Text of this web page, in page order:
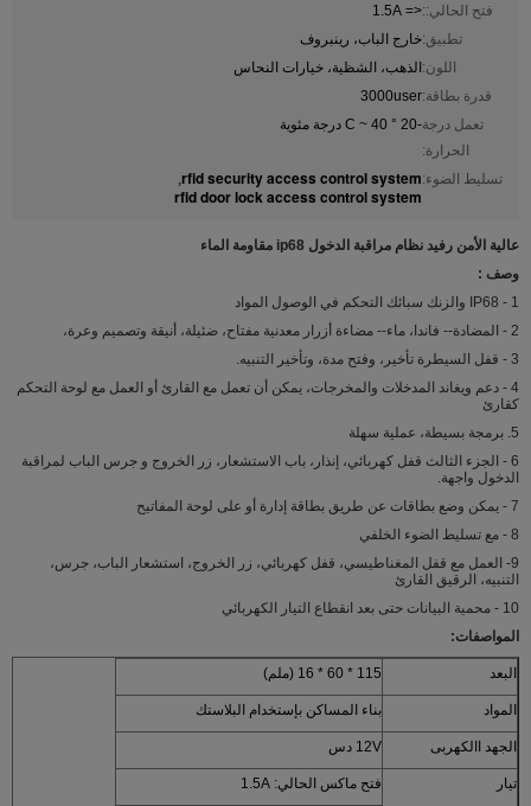
فتح الحالي::<= 1.5A
تطبيق:خارج الباب، رينبروف
اللون:الذهب، الشظية، خيارات النحاس
قدرة بطاقة:3000user
تعمل درجة
الحرارة:
-20 ° C ~ 40 درجة مئوية
تسليط الضوء:rfid security access control system
,
rfid door lock access control system
عالية الأمن رفيد نظام مراقبة الدخول ip68 مقاومة الماء
وصف :
1 - IP68 والزنك سبائك التحكم في الوصول المواد
2 - المضادة-- فاندا، ماء-- مضاءة أزرار معدنية مفتاح، ضئيلة، أنيقة وتصميم وعرة،
3 - قفل السيطرة تأخير، وفتح مدة، وتأخير التنبيه.
4 - دعم ويغاند المدخلات والمخرجات، يمكن أن تعمل مع القارئ أو العمل مع لوحة التحكم
كقارئ
5. برمجة بسيطة، عملية سهلة
6 - الجزء الثالث قفل كهربائي، إنذار، باب الاستشعار، زر الخروج و جرس الباب لمراقبة
الدخول واجهة.
7 - يمكن وضع بطاقات عن طريق بطاقة إدارة أو على لوحة المفاتيح
8 - مع تسليط الضوء الخلفي
9- العمل مع قفل المغناطيسي، قفل كهربائي، زر الخروج، استشعار الباب، جرس،
التنبيه، الرقيق القارئ
10 - محمية البيانات حتى بعد انقطاع التيار الكهربائي
المواصفات:
البعد 115 * 60 * 16 (ملم)
المواد بناء المساكن بإستخدام البلاستك
الجهد االكهربى 12V دس
تيار فتح ماكس الحالي: 1.5A